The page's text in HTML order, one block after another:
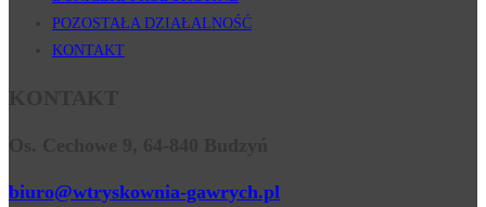
POZOSTAŁA DZIAŁALNOŚĆ
KONTAKT
biuro@wtryskownia-gawrych.pl